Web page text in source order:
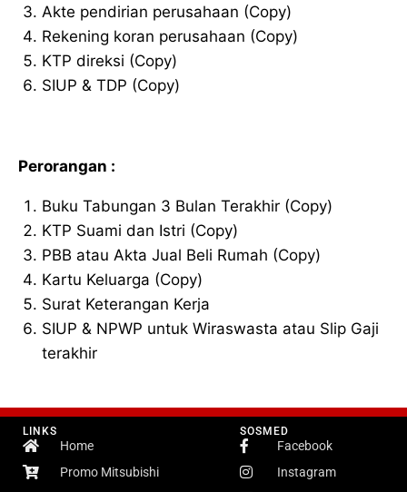
Akte pendirian perusahaan (Copy)
Rekening koran perusahaan (Copy)
KTP direksi (Copy)
SIUP & TDP (Copy)
Perorangan :
Buku Tabungan 3 Bulan Terakhir (Copy)
KTP Suami dan Istri (Copy)
PBB atau Akta Jual Beli Rumah (Copy)
Kartu Keluarga (Copy)
Surat Keterangan Kerja
SIUP & NPWP untuk Wiraswasta atau Slip Gaji
terakhir
SOSMED
Facebook
Instagram
LINKS
Home
Promo Mitsubishi